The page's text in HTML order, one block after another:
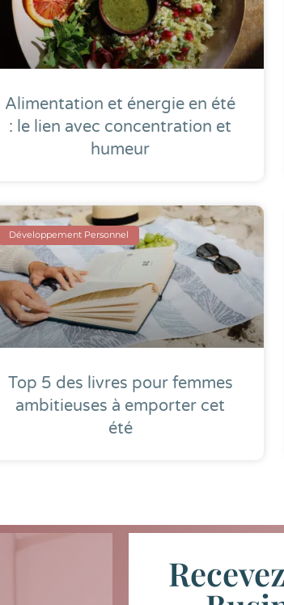
Alimentation et énergie en été
: le lien avec concentration et
humeur
Développement Personnel
Top 5 des livres pour femmes
ambitieuses à emporter cet
été